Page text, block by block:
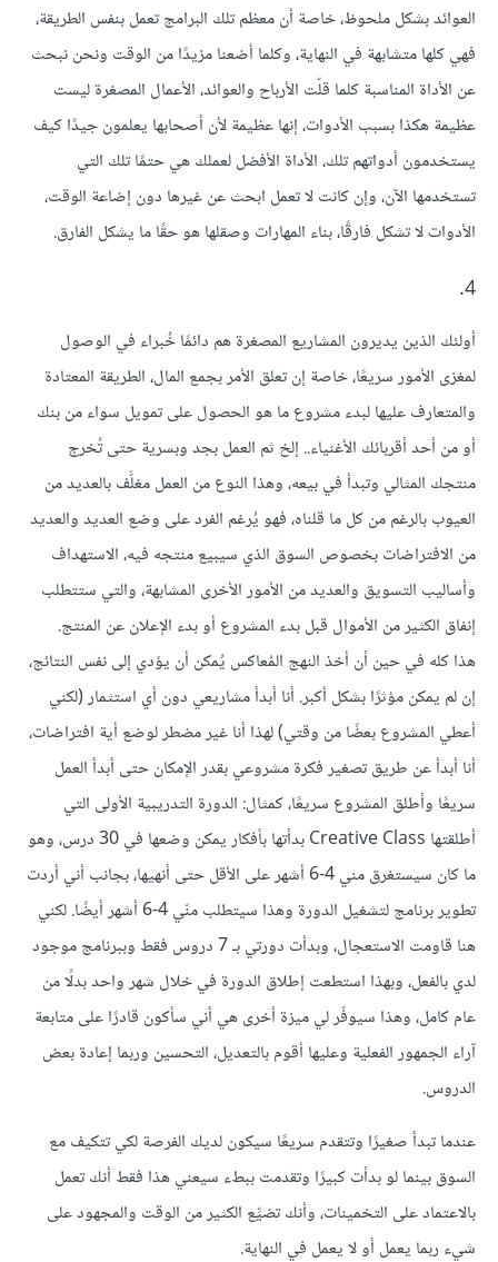
العوائد بشكل ملحوظ، خاصة أن معظم تلك البرامج تعمل بنفس الطريقة،
فهي كلها متشابهة في النهاية، وكلما أضعنا مزيدًا من الوقت ونحن نبحث
عن الأداة المناسبة كلما قلّت الأرباح والعوائد، الأعمال المصغرة ليست
عظيمة هكذا بسبب الأدوات، إنها عظيمة لأن أصحابها يعلمون جيدًا كيف
يستخدمون أدواتهم تلك، الأداة الأفضل لعملك هي حتمًا تلك التي
تستخدمها الآن، وإن كانت لا تعمل ابحث عن غيرها دون إضاعة الوقت،
الأدوات لا تشكل فارقًا، بناء المهارات وصقلها هو حقًا ما يشكل الفارق.
4.
أولئك الذين يديرون المشاريع المصغرة هم دائمًا خُبراء في الوصول
لمغزى الأمور سريعًا، خاصة إن تعلق الأمر بجمع المال، الطريقة المعتادة
والمتعارف عليها لبدء مشروع ما هو الحصول على تمويل سواء من بنك
أو من أحد أقربائك الأغنياء.. إلخ ثم العمل بجد وبسرية حتى تُخرج
منتجك المثالي وتبدأ في بيعه، وهذا النوع من العمل مغلَّف بالعديد من
العيوب بالرغم من كل ما قلناه، فهو يُرغم الفرد على وضع العديد والعديد
من الافتراضات بخصوص السوق الذي سيبيع منتجه فيه، الاستهداف
وأساليب التسويق والعديد من الأمور الأخرى المشابهة، والتي ستتطلب
إنفاق الكثير من الأموال قبل بدء المشروع أو بدء الإعلان عن المنتج.
هذا كله في حين أن أخذ النهج المُعاكس يُمكن أن يؤدي إلى نفس النتائج،
إن لم يمكن مؤثرًا بشكل أكبر. أنا أبدأ مشاريعي دون أي استثمار (لكني
أعطي المشروع بعضًا من وقتي) لهذا أنا غير مضطر لوضع أية افتراضات،
أنا أبدأ عن طريق تصغير فكرة مشروعي بقدر الإمكان حتى أبدأ العمل
سريعًا وأطلق المشروع سريعًا، كمثال: الدورة التدريبية الأولى التي
أطلقتها Creative Class بدأتها بأفكار يمكن وضعها في 30 درس، وهو
ما كان سيستغرق مني 4-6 أشهر على الأقل حتى أنهيها، بجانب أني أردت
تطوير برنامج لتشغيل الدورة وهذا سيتطلب منّي 4-6 أشهر أيضًا. لكني
هنا قاومت الاستعجال، وبدأت دورتي بـ 7 دروس فقط وببرنامج موجود
لدي بالفعل، وبهذا استطعت إطلاق الدورة في خلال شهر واحد بدلًا من
عام كامل، وهذا سيوفّر لي ميزة أخرى هي أني سأكون قادرًا على متابعة
آراء الجمهور الفعلية وعليها أقوم بالتعديل، التحسين وربما إعادة بعض
الدروس.
عندما تبدأ صغيرًا وتتقدم سريعًا سيكون لديك الفرصة لكي تتكيف مع
السوق بينما لو بدأت كبيرًا وتقدمت ببطء سيعني هذا فقط أنك تعمل
بالاعتماد على التخمينات، وأنك تضيِّع الكثير من الوقت والمجهود على
شيء ربما يعمل أو لا يعمل في النهاية.